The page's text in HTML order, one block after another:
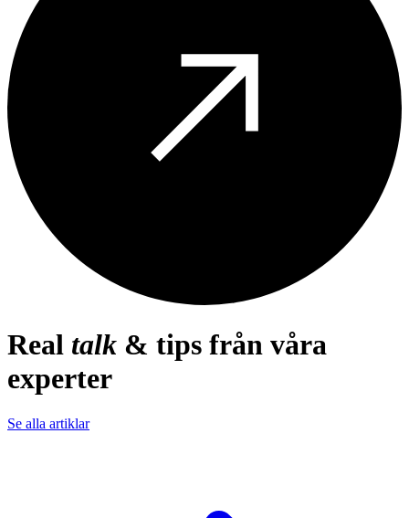
Real talk & tips från våra
experter
Se alla artiklar